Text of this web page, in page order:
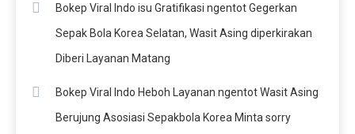
Bokep Viral Indo isu Gratifikasi ngentot Gegerkan
Sepak Bola Korea Selatan, Wasit Asing diperkirakan
Diberi Layanan Matang
Bokep Viral Indo Heboh Layanan ngentot Wasit Asing
Berujung Asosiasi Sepakbola Korea Minta sorry